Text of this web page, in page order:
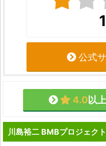
公式
4.0以
川島裕二 BMBプロジェク